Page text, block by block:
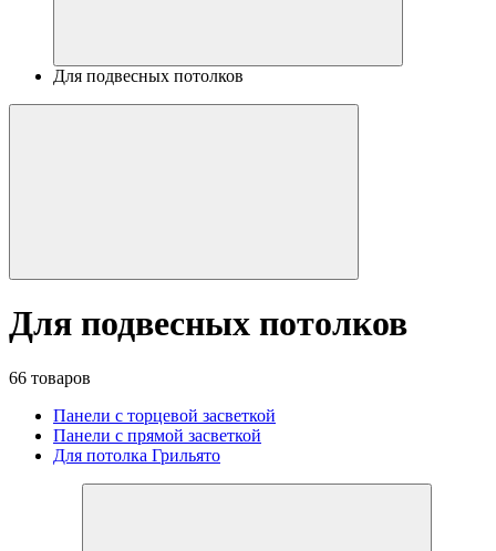
Для подвесных потолков
Для подвесных потолков
66 товаров
Панели с торцевой засветкой
Панели с прямой засветкой
Для потолка Грильято